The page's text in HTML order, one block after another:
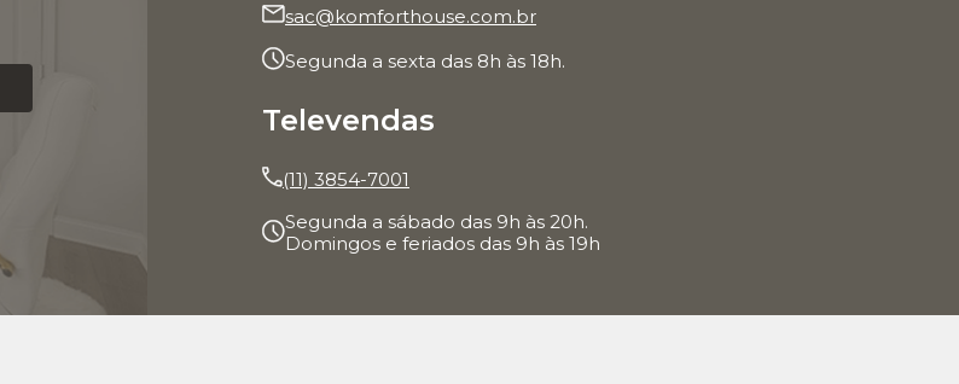
sac@komforthouse.com.br
Segunda a sexta das 8h às 18h.
Televendas
(11) 3854-7001
Segunda a sábado das 9h às 20h.
Domingos e feriados das 9h às 19h